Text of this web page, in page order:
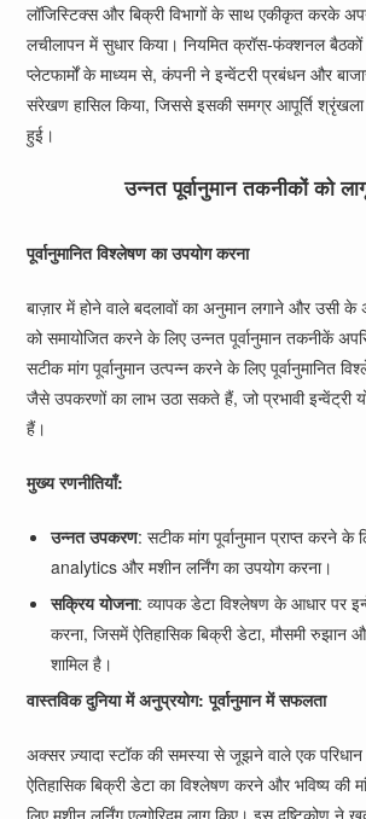
लॉजिस्टिक्स और बिक्री विभागों के साथ एकीकृत करके
लचीलापन में सुधार किया। नियमित क्रॉस-फंक्शनल
प्लेटफार्मों के माध्यम से, कंपनी ने इन्वेंटरी प्रबंधन और
संरेखण हासिल किया, जिससे इसकी समग्र आपूर्ति श्रृंखला
हुई।
उन्नत पूर्वानुमान तकनीकों को
पूर्वानुमानित विश्लेषण का उपयोग करना
बाज़ार में होने वाले बदलावों का अनुमान लगाने और उसी के
को समायोजित करने के लिए उन्नत पूर्वानुमान तकनीकें
सटीक मांग पूर्वानुमान उत्पन्न करने के लिए पूर्वानुमानित
जैसे उपकरणों का लाभ उठा सकते हैं, जो प्रभावी इन्वेंट्री
हैं।
मुख्य रणनीतियाँ:
उन्नत उपकरण: सटीक मांग पूर्वानुमान प्राप्त करने
analytics और मशीन लर्निंग का उपयोग करना।
सक्रिय योजना: व्यापक डेटा विश्लेषण के आधार पर
करना, जिसमें ऐतिहासिक बिक्री डेटा, मौसमी रुझान
शामिल है।
वास्तविक दुनिया में अनुप्रयोग: पूर्वानुमान में सफलता
अक्सर ज़्यादा स्टॉक की समस्या से जूझने वाले एक परिधान
ऐतिहासिक बिक्री डेटा का विश्लेषण करने और भविष्य की